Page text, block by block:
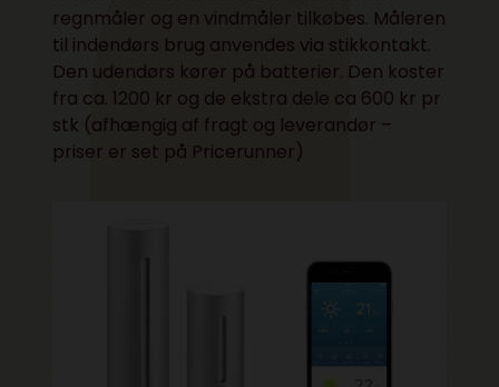
regnmåler og en vindmåler tilkøbes. Måleren
til indendørs brug anvendes via stikkontakt.
Den udendørs kører på batterier. Den koster
fra ca. 1200 kr og de ekstra dele ca 600 kr pr
stk (afhængig af fragt og leverandør –
priser er set på Pricerunner)